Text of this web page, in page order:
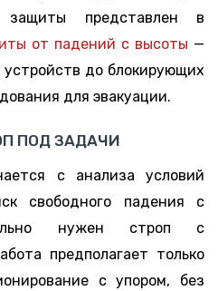
защиты представлен в
от падений с высоты —
до блокирующих
для эвакуации.
ПОД ЗАДАЧИ
с анализа условий
свободного падения с
нужен строп с
предполагает только
с упором, без